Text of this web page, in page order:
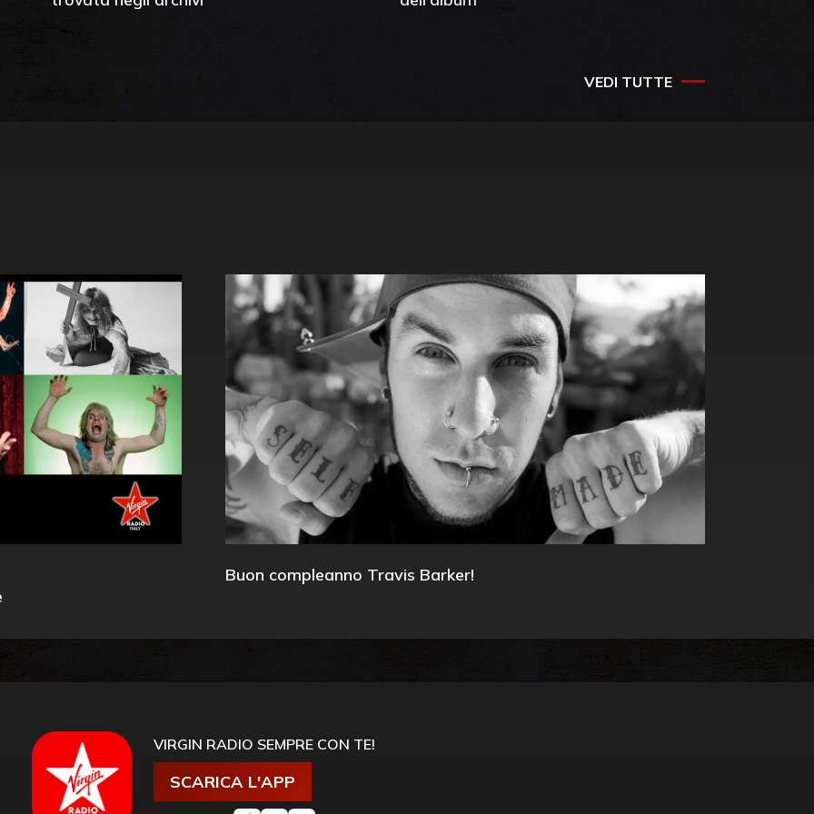
VEDI TUTTE
Buon compleanno Travis Barker!
VIRGIN RADIO SEMPRE CON TE!
SCARICA L'APP